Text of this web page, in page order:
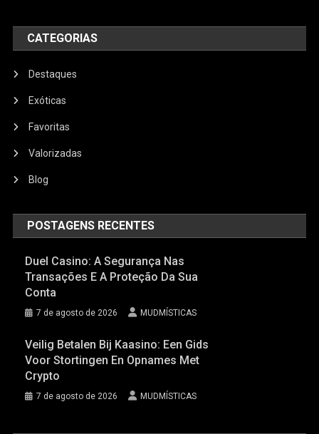
CATEGORIAS
Destaques
Exóticas
Favoritas
Valorizadas
Blog
POSTAGENS RECENTES
Duel Casino: A Segurança Nas
Transações E A Proteção Da Sua
Conta
7 de agosto de 2026 MUDMÍSTICAS
Veilig Betalen Bij Kaasino: Een Gids
Voor Stortingen En Opnames Met
Crypto
7 de agosto de 2026 MUDMÍSTICAS